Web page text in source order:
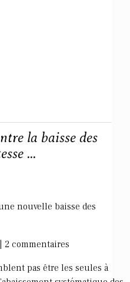
la baisse des
...
nouvelle baisse des
2 commentaires
pas être les seules à